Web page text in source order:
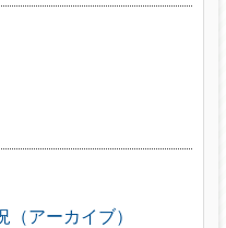
アーカイブ）